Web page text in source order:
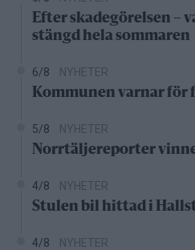
Efter skadegörelsen –
stängd hela sommaren
6/8 NYHETER
Kommunen varnar för
5/8 NYHETER
Norrtäljereporter
4/8 NYHETER
Stulen bil hittad i
4/8 NYHETER